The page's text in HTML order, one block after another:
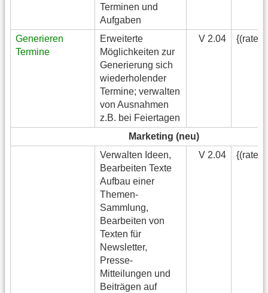
Terminen und
Aufgaben
Generieren
Termine
Erweiterte
Möglichkeiten zur
Generierung sich
wiederholender
Termine; verwalten
von Ausnahmen
z.B. bei Feiertagen
V 2.04
Marketing (neu)
Verwalten Ideen,
Bearbeiten Texte
Aufbau einer
Themen-
Sammlung,
Bearbeiten von
Texten für
Newsletter,
Presse-
Mitteilungen und
Beiträgen auf
V 2.04